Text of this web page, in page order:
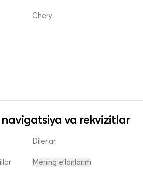
Chery
va rekvizitlar
Dilerlar
Mening e'lonlarim